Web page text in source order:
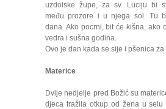
uzdolske župe, za sv. Luciju bi
među prozore i u njega sol. Tu
dana. Ako pocrni, bit će kišna, ako
vedra i sušna godina.
Ovo je dan kada se sije i pšenica za
Materice
Dvije nedjelje pred Božić su
djeca tražila otkup od žena u